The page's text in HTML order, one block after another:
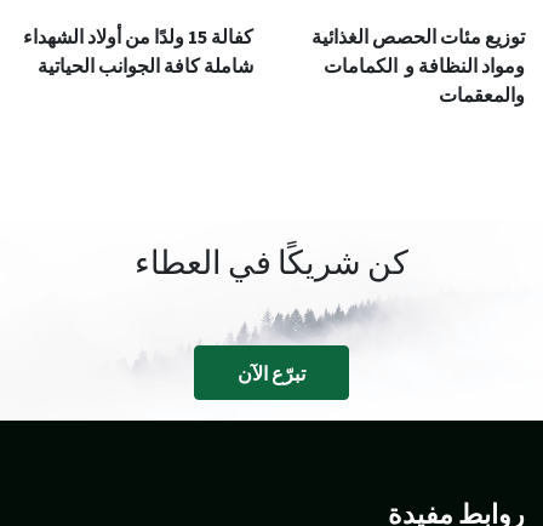
توزيع مئات الحصص الغذائية
ومواد النظافة و الكمامات
والمعقمات
كفالة 15 ولدًا من أولاد الشهداء
شاملة كافة الجوانب الحياتية
كن شريكًا في العطاء
تبرّع الآن
روابط مفيدة